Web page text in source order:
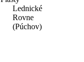
Lednické
Rovne
(Púchov)